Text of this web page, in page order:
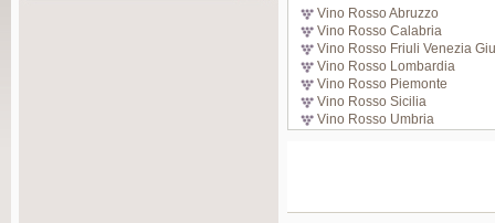
Vino Rosso Abruzzo
Vino Rosso Calabria
Vino Rosso Friuli Venezia
Vino Rosso Lombardia
Vino Rosso Piemonte
Vino Rosso Sicilia
Vino Rosso Umbria